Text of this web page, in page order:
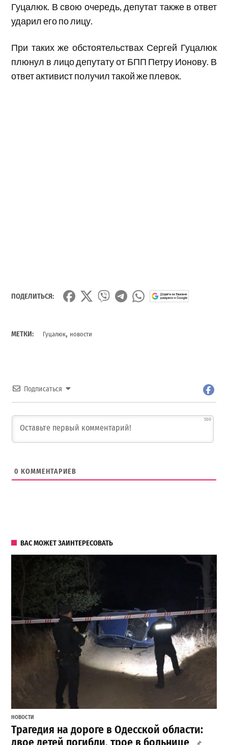
Гуцалюк. В свою очередь, депутат также в ответ
ударил его по лицу.
При таких же обстоятельствах Сергей Гуцалюк
плюнул в лицо депутату от БПП Петру Ионову. В
ответ активист получил такой же плевок.
ПОДЕЛИТЬСЯ:
МЕТКИ: Гуцалюк, новости
Подписаться
500
0 КОММЕНТАРИЕВ
ВАС МОЖЕТ ЗАИНТЕРЕСОВАТЬ
НОВОСТИ
Трагедия на дороге в Одесской области:
двое детей погибли, трое в больнице